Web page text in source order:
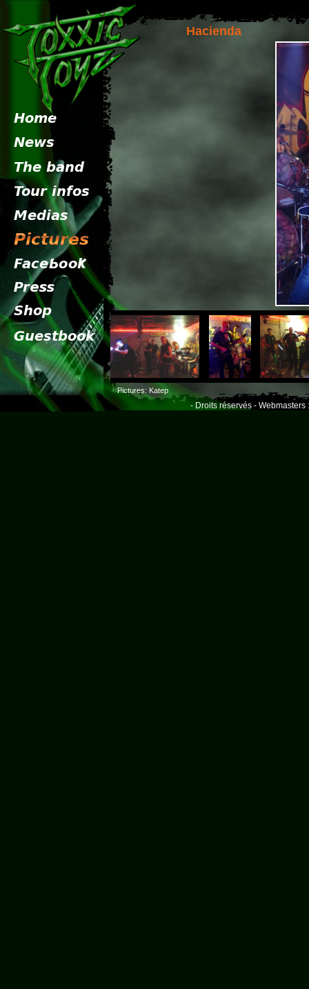
Hacienda
Pictures: Katep
- Droits réservés - Webmasters